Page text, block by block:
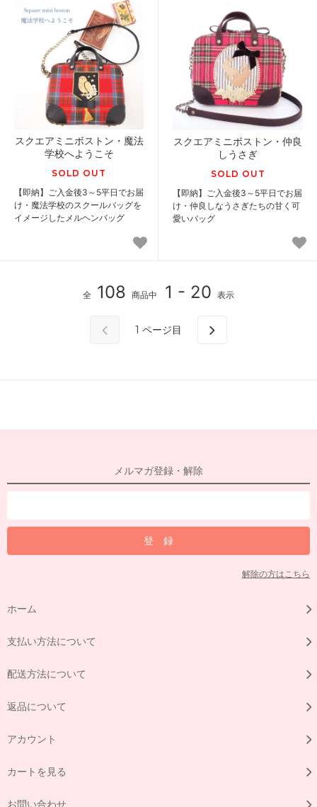
スクエアミニボストン・魔法
学校へようこそ
SOLD OUT
【即納】ご入金後3～5平日でお届
け・魔法学校のスクールバッグを
イメージしたメルヘンバッグ
スクエアミニボストン・仲良
しうさぎ
SOLD OUT
【即納】ご入金後3～5平日でお届
け・仲良しなうさぎたちの甘く可
愛いバッグ
全 108 商品中 1 - 20 表示
1 ページ目
メルマガ登録・解除
解除の方はこちら
ホーム
支払い方法について
配送方法について
返品について
アカウント
カートを見る
お問い合わせ